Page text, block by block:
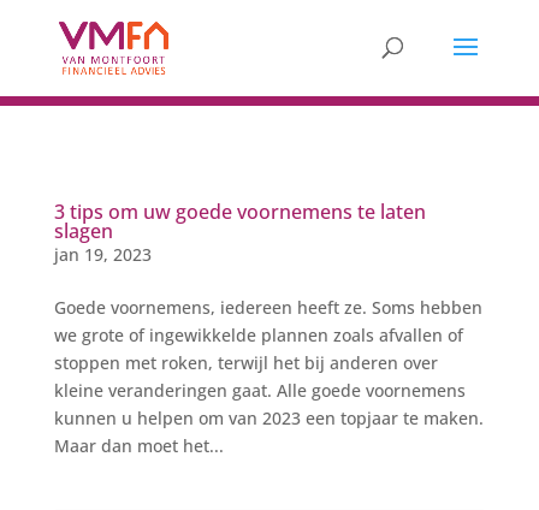
3 tips om uw goede voornemens te laten
slagen
jan 19, 2023
Goede voornemens, iedereen heeft ze. Soms hebben
we grote of ingewikkelde plannen zoals afvallen of
stoppen met roken, terwijl het bij anderen over
kleine veranderingen gaat. Alle goede voornemens
kunnen u helpen om van 2023 een topjaar te maken.
Maar dan moet het...